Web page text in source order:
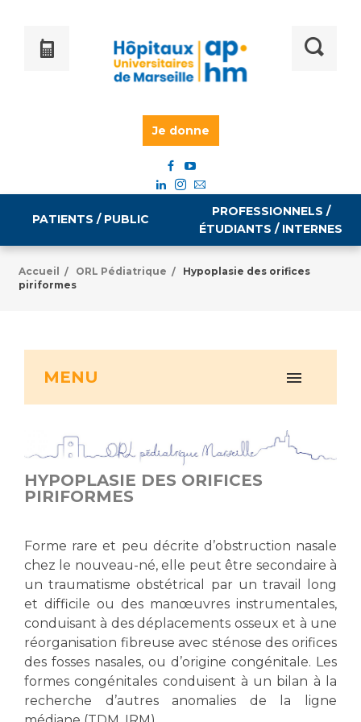
Je donne
PATIENTS / PUBLIC
Vous accompagnez, vous rendez visite à un patient
Vous allez être hospitalisé(e)
Vous avez un examen d'imagerie ou de radiologie
à réaliser
Vous avez une analyse à réaliser
Vous venez en consultation
Vivre ensemble à l'hôpital
Culture à l'hôpital
Laïcité et cultes
Les associations
Livret d'accueil
PROFESSIONNELS /
ÉTUDIANTS / INTERNES
Emplois médicaux
Étudiants hospitaliers
Emplois socio-éducatifs
Statuts
Stages paramédicaux
Chercheurs
La recherche clinique à l'AP-HM
Accueil / ORL Pédiatrique /
Hypoplasie des orifices
piriformes
MENU
HYPOPLASIE DES ORIFICES
PIRIFORMES
Forme rare et peu décrite d’obstruction nasale
chez le nouveau-né, elle peut être secondaire à
un traumatisme obstétrical par un travail long
et difficile ou des manœuvres instrumentales,
conduisant à des déplacements osseux et à une
réorganisation fibreuse avec sténose des orifices
des fosses nasales, ou d’origine congénitale. Les
formes congénitales conduisent à un bilan à la
recherche d’autres anomalies de la ligne